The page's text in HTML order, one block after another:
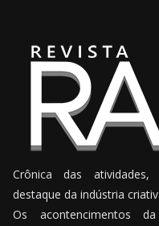
Crônica das
destaque da indústria
Os acontencimentos